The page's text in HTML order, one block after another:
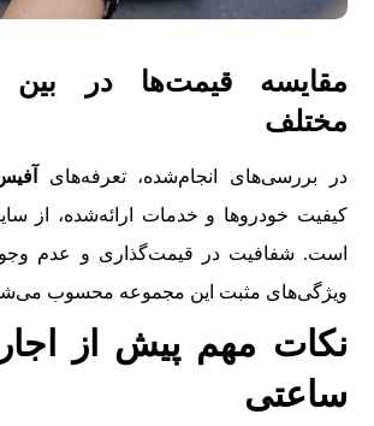
مقایسه قیمت‌ها در
مختلف
در بررسی‌های انجام‌شده، تعرفه‌های
کیفیت خودروها و خدمات ارائه‌شده، از
است. شفافیت در قیمت‌گذاری و عدم وجود
ویژگی‌های مثبت این مجموعه محسوب
نکات مهم پیش از
ساعتی